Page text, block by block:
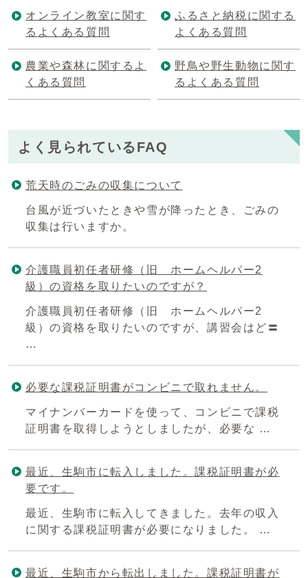
オンライン教室に関す
るよくある質問
ふるさと納税に関する
よくある質問
農業や森林に関するよ
くある質問
野鳥や野生動物に関す
るよくある質問
よく見られているFAQ
荒天時のごみの収集について
台風が近づいたときや雪が降ったとき、ごみの
収集は行いますか。
介護職員初任者研修（旧 ホームヘルパー2
級）の資格を取りたいのですが？
介護職員初任者研修（旧 ホームヘルパー2
級）の資格を取りたいのですが、講習会はど〓
…
必要な課税証明書がコンビニで取れません。
マイナンバーカードを使って、コンビニで課税
証明書を取得しようとしましたが、必要な …
最近、生駒市に転入しました。課税証明書が必
要です。
最近、生駒市に転入してきました。去年の収入
に関する課税証明書が必要になりました。 …
最近、生駒市から転出しました。課税証明書が